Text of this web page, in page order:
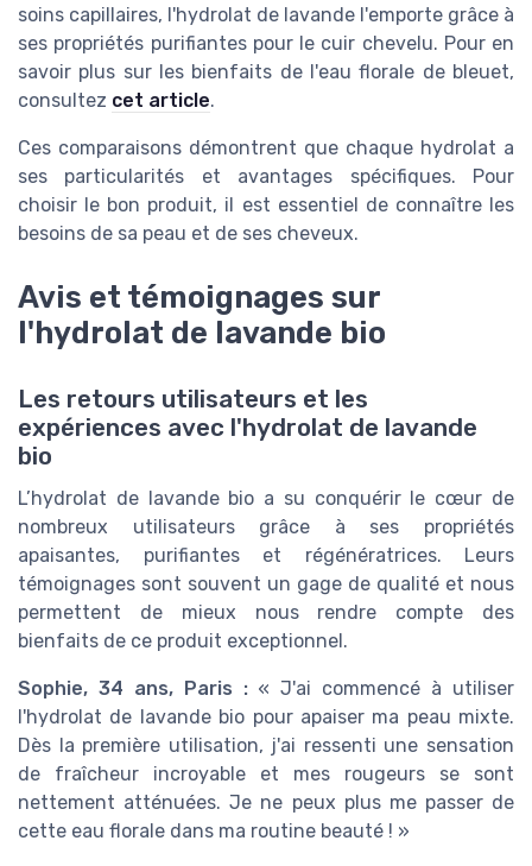
soins capillaires, l'hydrolat de lavande l'emporte grâce à
ses propriétés purifiantes pour le cuir chevelu. Pour en
savoir plus sur les bienfaits de l'eau florale de bleuet,
consultez cet article.
Ces comparaisons démontrent que chaque hydrolat a
ses particularités et avantages spécifiques. Pour
choisir le bon produit, il est essentiel de connaître les
besoins de sa peau et de ses cheveux.
Avis et témoignages sur
l'hydrolat de lavande bio
Les retours utilisateurs et les
expériences avec l'hydrolat de lavande
bio
L’hydrolat de lavande bio a su conquérir le cœur de
nombreux utilisateurs grâce à ses propriétés
apaisantes, purifiantes et régénératrices. Leurs
témoignages sont souvent un gage de qualité et nous
permettent de mieux nous rendre compte des
bienfaits de ce produit exceptionnel.
Sophie, 34 ans, Paris :« J'ai commencé à utiliser
l'hydrolat de lavande bio pour apaiser ma peau mixte.
Dès la première utilisation, j'ai ressenti une sensation
de fraîcheur incroyable et mes rougeurs se sont
nettement atténuées. Je ne peux plus me passer de
cette eau florale dans ma routine beauté ! »